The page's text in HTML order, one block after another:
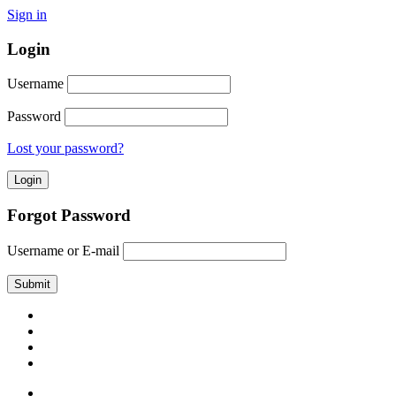
Sign in
Login
Username
Password
Lost your password?
Forgot Password
Username or E-mail